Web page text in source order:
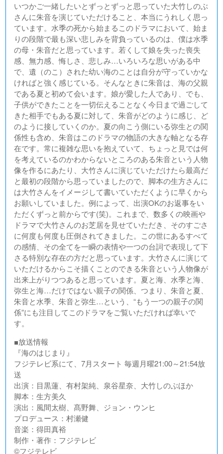
いつかご一緒したいとずっとずっと思っていた大竹しのぶ
さんに朱音を演じていただけること、本当にうれしく思っ
ています。水季の死から始まるこのドラマにおいて、始ま
りの段階で最も深い悲しみを背負っているのは、僕は水季
の母・朱音だと思っています。若くして娘を失った喪失
感、無力感、悔しさ、悲しみ…いろいろな思いがある中
で、遺（のこ）された幼い海のことは自分が守っていかな
ければと強く感じている。そんなときに朱音は、海の父親
である夏と初めて会います。娘が愛した人であり、でも、
子供ができたことを一切伝えることなく今日まで過ごして
きた相手でもある夏に対して、朱音がどのように感じ、ど
のように接していくのか。夏の向こう側にいる弥生との関
係性も含め、朱音はこのドラマの物語の大きな軸となる存
在です。常に複雑な思いを抱えていて、ちょっと見では何
を考えているのかわからないところのある朱音という人物
像を作るにあたり、大竹さんに演じていただけたら最高だ
と最初の段階から思っていましたので、脚本の生方さんに
は大竹さんをイメージして書いていただくように早くから
お願いしていました。例によって、出演OKのお返事をい
ただくずっと前からです(笑)。これまで、数多くの映画や
ドラマで大竹さんのお芝居を見せていただき、そのすごさ
に何度も何度も圧倒されてきました。この世にあるすべて
の感情、その全てを一瞬の表情や一つの台詞で表現して下
さる特別な存在の方だと思っています。大竹さんに演じて
いただけるからこそ描くことのできる朱音という人物像が
出来上がりつつあると思っています。夏と海、水季と海、
弥生と海…だけではない親子の関係、つまり、朱音と夏、
朱音と水季、朱音と弥生…という、“もう一つの親子の関
係”にも注目してこのドラマをご覧いただければ幸いで
す。
■放送情報
『海のはじまり』
フジテレビ系にて、7月スタート 毎週月曜21:00～21:54放
送
出演：目黒蓮、有村架純、泉谷星奈、大竹しのぶほか
脚本：生方美久
演出：風間太樹、髙野舞、ジョン・ウンヒ
プロデュース：村瀬健
音楽：得田真裕
制作・著作：フジテレビ
©︎フジテレビ